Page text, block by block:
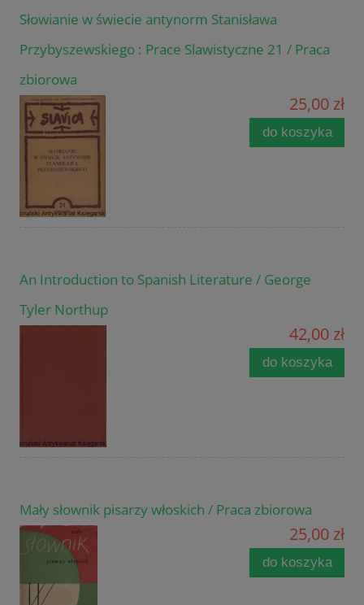
Słowianie w świecie antynorm Stanisława
Przybyszewskiego : Prace Slawistyczne 21 / Praca
zbiorowa
25,00 zł
do koszyka
An Introduction to Spanish Literature / George
Tyler Northup
42,00 zł
do koszyka
Mały słownik pisarzy włoskich / Praca zbiorowa
25,00 zł
do koszyka